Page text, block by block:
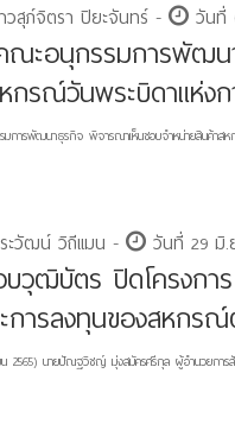
วสุภ์จิตรา ปิยะจันทร์ - วันที่
ณะอนุกรรมการพัฒ
กรณ์วันพระบิดาแห่ง
มการพัฒนาธุรกิจ พิจารณาเห็นชอบจำหน่ายสินค้าส
ะวัฒน์ วิถีแมน - วันที่ 29 มิ.
วุฒิบัตร ปิดโครงกา
ะการลงทุนของสหกร
2565) นายปัณฐวิชญ์ มุ่งสมัครศรีกุล ผู้อำนวยการสั